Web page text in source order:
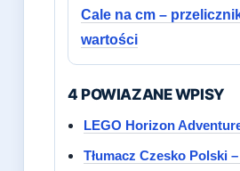
Cale na cm –
wartości
4 POWIAZANE WPISY
LEGO Horizon
Tłumacz Czesko Polski